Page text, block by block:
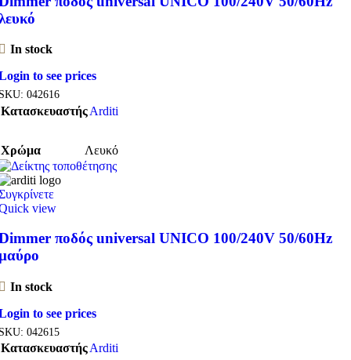
In stock
to see prices
042616
ΚατασκευαστήςArditi
Χρώμα Λευκό
view
ποδός universal UNICO 100/240V 50/60Hz
In stock
to see prices
042615
ΚατασκευαστήςArditi